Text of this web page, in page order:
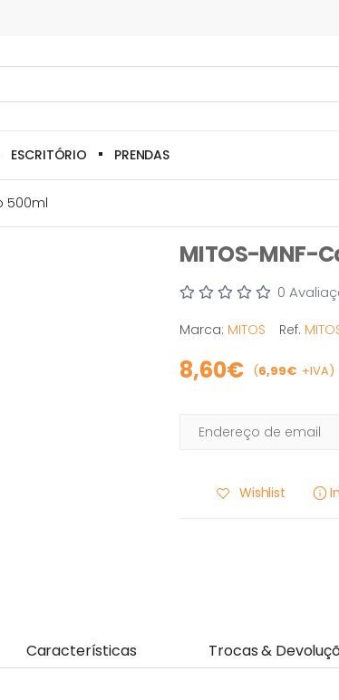
ESCRITÓRIO PRENDAS
500ml
MITOS-MNF-
0
Marca: MITOS Ref.
8,60€ (6,99€ +IVA)
Wishlist
Características Trocas &